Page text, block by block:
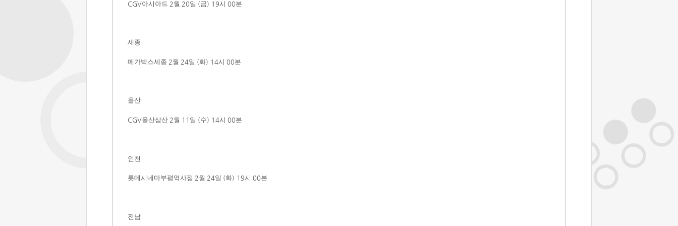
CGV아시아드 2월 20일 (금) 19시 00분
세종
메가박스세종 2월 24일 (화) 14시 00분
울산
CGV울산삼산 2월 11 일 (수) 14시 00분
인천
롯데시네마부평역사점 2월 24일 (화) 19시 00분
전남